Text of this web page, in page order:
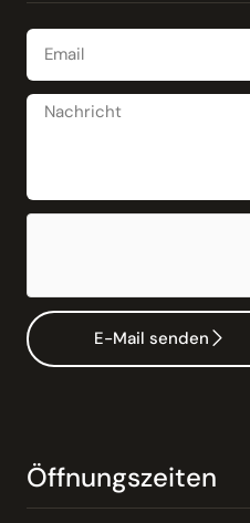
E-Mail senden
Öffnungszeiten